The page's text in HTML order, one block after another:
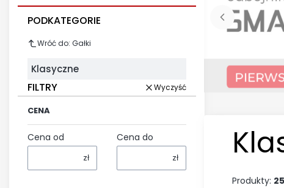
PODKATEGORIE
Wróć do: Gałki
Klasyczne
FILTRY Wyczyść
CENA
Cena od
zł
Cena do
zł
Produkty: